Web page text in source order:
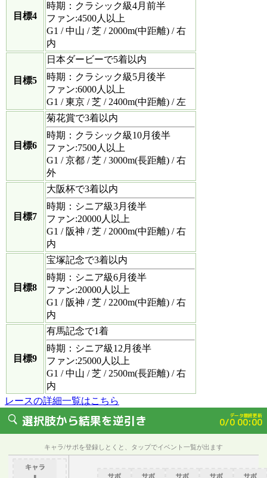
目標4
時期：クラシック級4月前半
ファン:4500人以上
G1 / 中山 / 芝 / 2000m(中距離) / 右
内
目標5
日本ダービーで5着以内
時期：クラシック級5月後半
ファン:6000人以上
G1 / 東京 / 芝 / 2400m(中距離) / 左
目標6
菊花賞で3着以内
時期：クラシック級10月後半
ファン:7500人以上
G1 / 京都 / 芝 / 3000m(長距離) / 右
外
目標7
大阪杯で3着以内
時期：シニア級3月後半
ファン:20000人以上
G1 / 阪神 / 芝 / 2000m(中距離) / 右
内
目標8
宝塚記念で3着以内
時期：シニア級6月後半
ファン:20000人以上
G1 / 阪神 / 芝 / 2200m(中距離) / 右
内
目標9
有馬記念で1着
時期：シニア級12月後半
ファン:25000人以上
G1 / 中山 / 芝 / 2500m(長距離) / 右
内
レースの詳細一覧はこちら
選択肢から結果を逆引き データ最終更新
0/0 00:00
キャラ/サポを登録しとくと、タップでイベント一覧が出ます